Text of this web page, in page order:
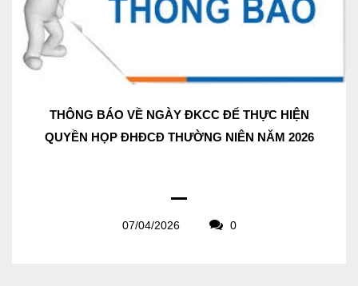
THÔNG BÁO VỀ NGÀY ĐKCC ĐỂ THỰC HIỆN
QUYỀN HỌP ĐHĐCĐ THƯỜNG NIÊN NĂM 2026
07/04/2026 0